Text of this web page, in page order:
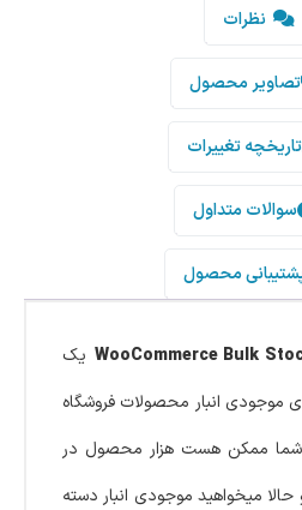
نظرات
تصاویر محصول
تاریخچه تغییرات
سوالات متداول
محصول
یک
موجودی انبار محصولات فروشگاه
ممکن هست هزار محصول در
میخواهید موجودی انبار دسته